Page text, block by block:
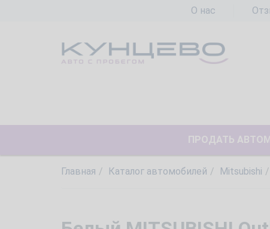
О нас
ПРОДАТЬ
Главная Каталог автомобилей Mitsubishi